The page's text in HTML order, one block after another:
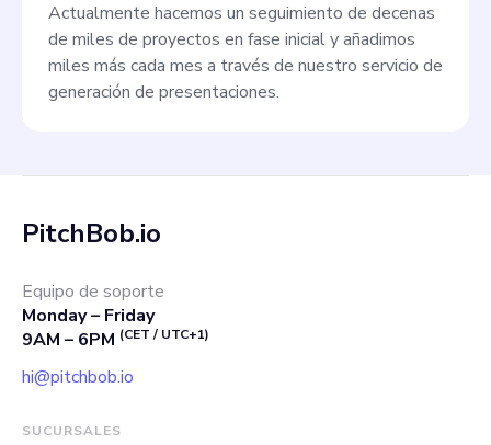
Actualmente hacemos un seguimiento de decenas
de miles de proyectos en fase inicial y añadimos
miles más cada mes a través de nuestro servicio de
generación de presentaciones.
PitchBob.io
Equipo de soporte
Monday – Friday
9AM – 6PM (CET / UTC+1)
hi@pitchbob.io
SUCURSALES